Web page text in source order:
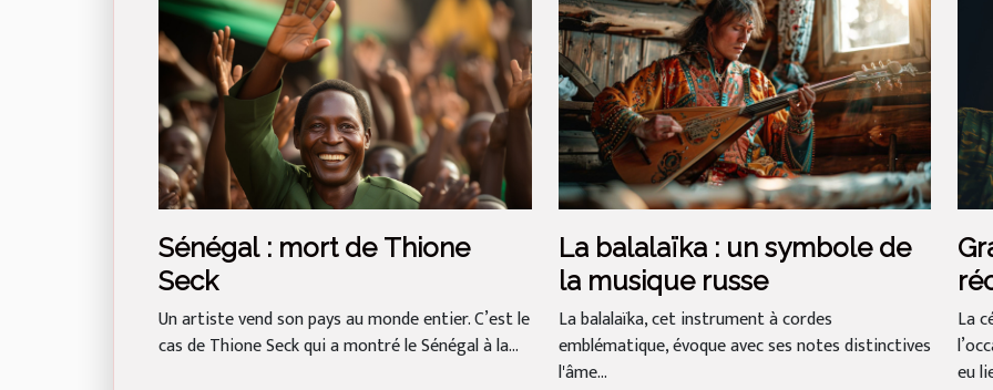
Sénégal : mort de Thione
Seck
Un artiste vend son pays au monde entier. C’est le
cas de Thione Seck qui a montré le Sénégal à la...
La balalaïka : un symbole de
la musique russe
La balalaïka, cet instrument à cordes
emblématique, évoque avec ses notes distinctives
l'âme...
et
La
eu